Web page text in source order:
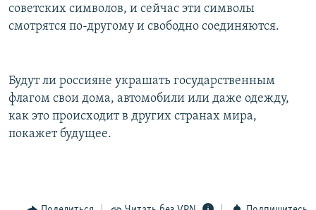
советских символов, и сейчас эти символы
смотрятся по-другому и свободно соединяются.
Будут ли россияне украшать государственным
флагом свои дома, автомобили или даже одежду,
как это происходит в других странах мира,
покажет будущее.